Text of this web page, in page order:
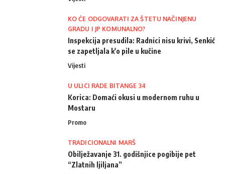
KO ĆE ODGOVARATI ZA ŠTETU NAČINJENU
GRADU I JP KOMUNALNO?
Inspekcija presudila: Radnici nisu krivi, Senkić
se zapetljala k'o pile u kučine
Vijesti
U ULICI RADE BITANGE 34
Korica: Domaći okusi u modernom ruhu u
Mostaru
Promo
TRADICIONALNI MARŠ
Obilježavanje 31. godišnjice pogibije pet
“Zlatnih ljiljana”